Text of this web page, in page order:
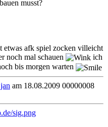
musst?
etwas afk spiel zocken villeicht
noch mal schauen
ich
bis morgen warten
jan am 18.08.2009 00000008